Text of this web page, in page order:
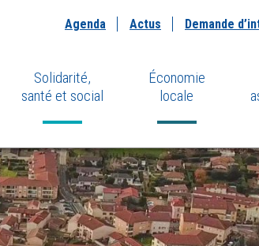
Agenda Actus Demande
Solidarité,
santé et social
Économie
locale